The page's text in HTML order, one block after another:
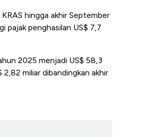
hingga akhir September
pajak penghasilan US$ 7,7
2025 menjadi US$ 58,3
miliar dibandingkan akhir